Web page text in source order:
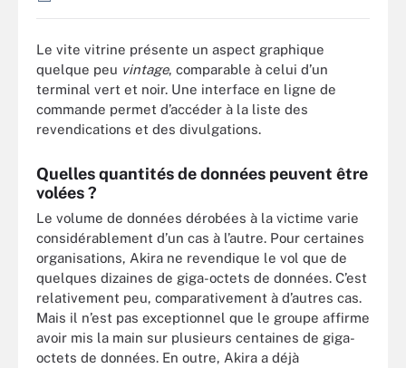
Le vite vitrine présente un aspect graphique
quelque peu vintage, comparable à celui d’un
terminal vert et noir. Une interface en ligne de
commande permet d’accéder à la liste des
revendications et des divulgations.
Quelles quantités de données peuvent être
volées ?
Le volume de données dérobées à la victime varie
considérablement d’un cas à l’autre. Pour certaines
organisations, Akira ne revendique le vol que de
quelques dizaines de giga-octets de données. C’est
relativement peu, comparativement à d’autres cas.
Mais il n’est pas exceptionnel que le groupe affirme
avoir mis la main sur plusieurs centaines de giga-
octets de données. En outre, Akira a déjà